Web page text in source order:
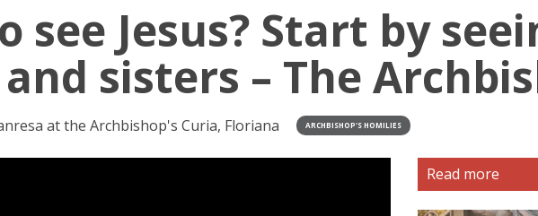
see Jesus? Start by
sisters – The
at the Archbishop's Curia, Floriana ARCHBISHOP'S HOMILIES
Read more